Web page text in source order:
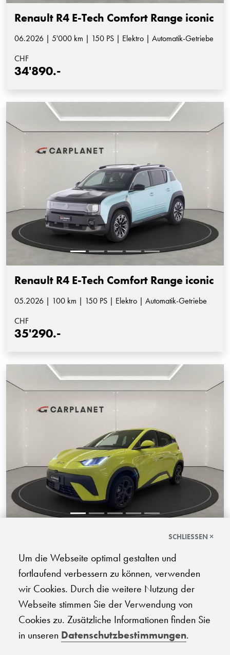
Renault R4 E-Tech Comfort Range iconic
06.2026 | 5'000 km | 150 PS | Elektro | Automatik-Getriebe
CHF
34'890.-
Renault R4 E-Tech Comfort Range iconic
05.2026 | 100 km | 150 PS | Elektro | Automatik-Getriebe
CHF
35'290.-
01.2026 | 8'000 km | 156 PS | Elektro | Automatik-Getriebe
23'500.-
SCHLIESSEN ×
Um die Webseite optimal gestalten und
fortlaufend verbessern zu können, verwenden
wir Cookies. Durch die weitere Nutzung der
Webseite stimmen Sie der Verwendung von
Cookies zu. Zusätzliche Informationen finden Sie
in unseren Datenschutzbestimmungen.